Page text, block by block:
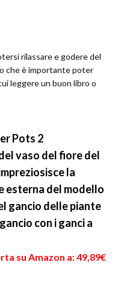
rilassare e godere del
che è importante poter
leggere un buon libro o
Pots 2
vaso del fiore del
la
esterna del modello
gancio delle piante
con i ganci a
su Amazon a: 49,89€